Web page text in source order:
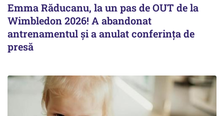
Emma Răducanu, la un pas de OUT de la
Wimbledon 2026! A abandonat
antrenamentul și a anulat conferința de
presă